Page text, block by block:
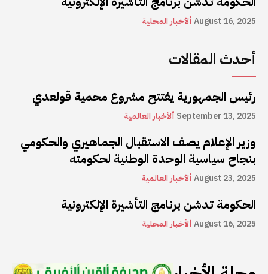
ألأخبار المحليةAugust 16, 2025
أحدث المقالات
رئيس الجمهورية يفتتح مشروع محمية قولعدي
ألأخبار العالمية September 13, 2025
وزير الإعلام يصف الاستقبال الجماهيري والحكومي
بنجاح سياسية الوحدة الوطنية لحكومته
ألأخبار العالميةAugust 23, 2025
الحكومة تدشن برنامج التأشيرة الإلكترونية
ألأخبار المحليةAugust 16, 2025